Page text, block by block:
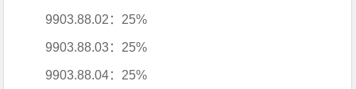
9903.88.02：25%
9903.88.03：25%
9903.88.04：25%